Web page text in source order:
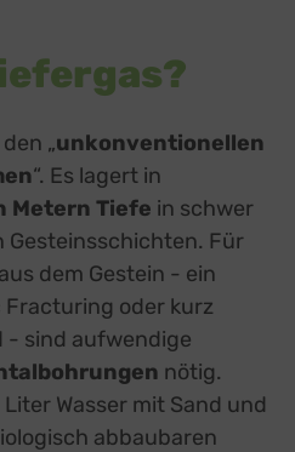
„unkonventionellen
“. Es lagert in
Metern Tiefe in schwer
Gesteinsschichten. Für
dem Gestein - ein
Fracturing oder kurz
- sind aufwendige
nötig.
Wasser mit Sand und
abbaubaren